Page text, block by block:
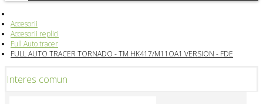
Accesorii
Accesorii replici
Full Auto tracer
FULL AUTO TRACER TORNADO - TM HK417/M11OA1 VERSION - FDE
Interes comun